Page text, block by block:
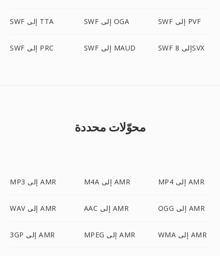
SWF إلى TTA SWF إلى OGA SWF إلى PVF
SWF إلى PRC SWF إلى MAUD SWF إلى 8SVX
محوّلات محددة
MP3 إلى AMR M4A إلى AMR MP4 إلى AMR
WAV إلى AMR AAC إلى AMR OGG إلى AMR
3GP إلى AMR MPEG إلى AMR WMA إلى AMR